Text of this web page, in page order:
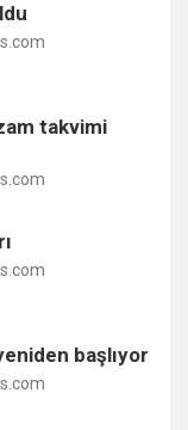
takvimi
başlıyor